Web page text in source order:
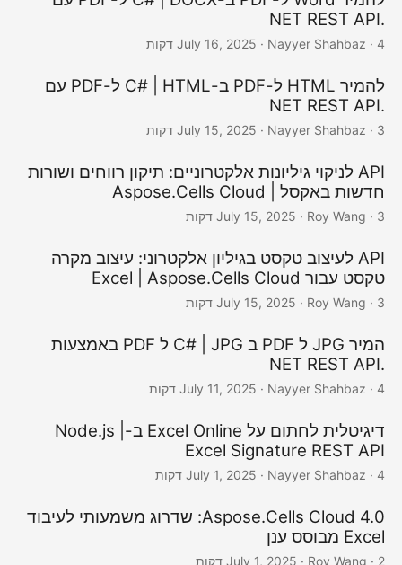
July 16, 2025 · Nayyer Shahbaz · 4 דקות
להמיר HTML ל-PDF ב-C# | HTML ל-PDF עם
July 15, 2025 · Nayyer Shahbaz · 3 דקות
API לניקוי גיליונות אלקטרוניים: תיקון רווחים ושורות
חדשות באקסל | Aspose.Cells Cloud
July 15, 2025 · Roy Wang · 3 דקות
API לעיצוב טקסט בגיליון אלקטרוני: עיצוב מקרה
טקסט עבור Excel | Aspose.Cells Cloud
July 15, 2025 · Roy Wang · 3 דקות
המיר JPG ל PDF ב C# | JPG ל PDF באמצעות
July 11, 2025 · Nayyer Shahbaz · 4 דקות
דיגיטלית לחתום על Excel Online ב-Node.js |
Excel Signature REST API
July 1, 2025 · Nayyer Shahbaz · 4 דקות
Aspose.Cells Cloud 4.0: שדרוג משמעותי לעיבוד
Excel מבוסס ענן
July 1, 2025 · Roy Wang · 2 דקות